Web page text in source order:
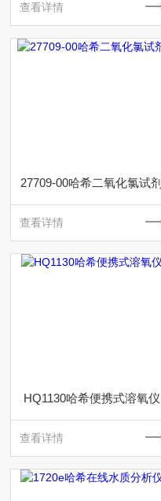
查看详情
27709-00哈希二氧化氯试剂
查看详情
HQ1130哈希便携式溶氧仪
查看详情